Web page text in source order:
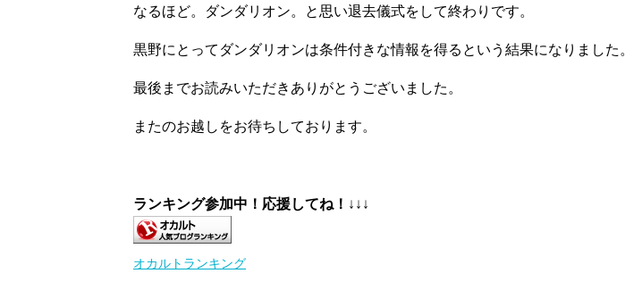
なるほど。ダンダリオン。と思い退去儀式をして終わりです。
黒野にとってダンダリオンは条件付きな情報を得るという結果になりました。
最後までお読みいただきありがとうございました。
またのお越しをお待ちしております。
ランキング参加中！応援してね！ ↓↓↓
オカルトランキング